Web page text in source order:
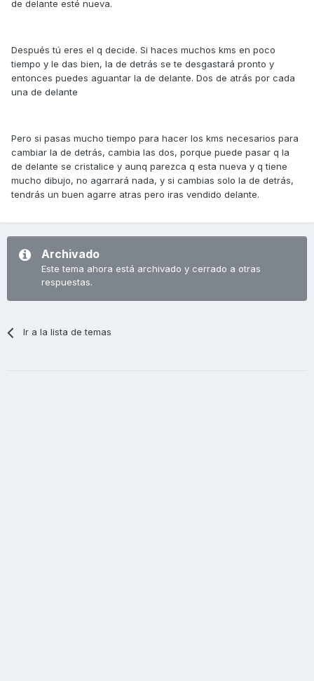
de delante esté nueva.
Después tú eres el q decide. Si haces muchos kms en poco
tiempo y le das bien, la de detrás se te desgastará pronto y
entonces puedes aguantar la de delante. Dos de atrás por cada
una de delante
Pero si pasas mucho tiempo para hacer los kms necesarios para
cambiar la de detrás, cambia las dos, porque puede pasar q la
de delante se cristalice y aunq parezca q esta nueva y q tiene
mucho dibujo, no agarrará nada, y si cambias solo la de detrás,
tendrás un buen agarre atras pero iras vendido delante.
Archivado
Este tema ahora está archivado y cerrado a otras
respuestas.
Ir a la lista de temas